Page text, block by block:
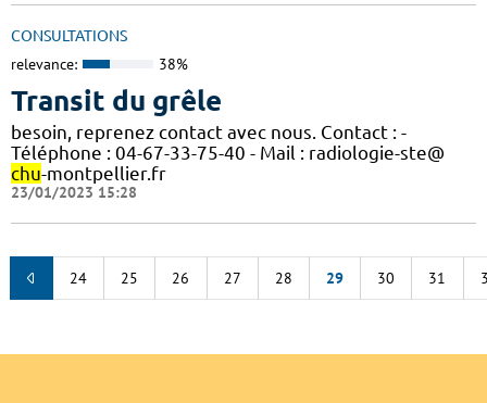
CONSULTATIONS
relevance: 38%
Transit du grêle
besoin, reprenez contact avec nous. Contact : -
Téléphone : 04-67-33-75-40 - Mail : radiologie-ste@
chu-montpellier.fr
23/01/2023 15:28
24 25 26 27 28 29 30 31